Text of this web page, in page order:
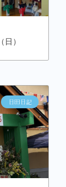
）
日田日記